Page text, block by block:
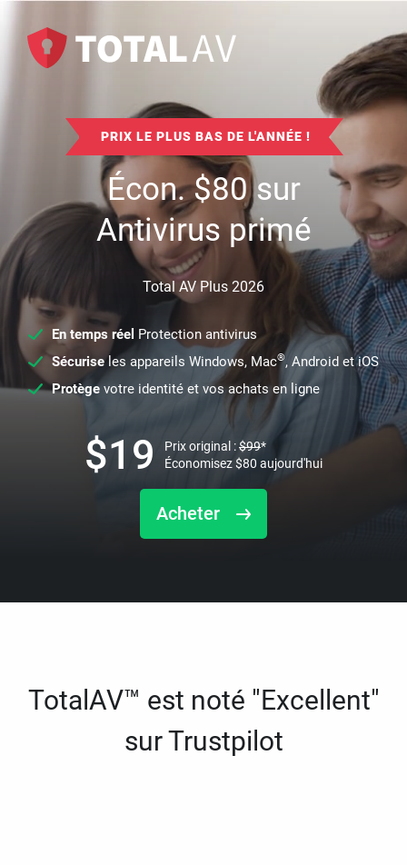
PRIX LE PLUS BAS DE L'ANNÉE !
Écon.$80sur
Antivirus primé
Total AV Plus 2026
En temps réel Protection antivirus
Sécuriseles appareils Windows, Mac®, Android et iOS
Protège votre identité et vos achats en ligne
Acheter
$19 Prix original :$99*
Économisez$80 aujourd'hui
TotalAV™ est noté "Excellent"
sur Trustpilot